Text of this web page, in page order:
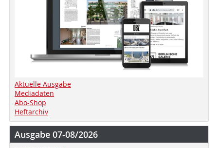
Aktuelle Ausgabe
Mediadaten
Abo-Shop
Heftarchiv
Ausgabe 07-08/2026